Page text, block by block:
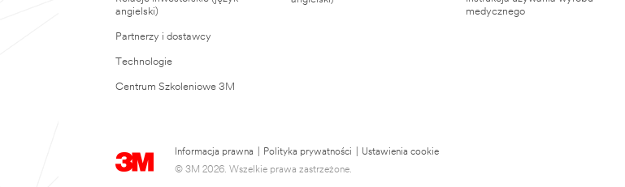
angielski)
Partnerzy i dostawcy
Technologie
Centrum Szkoleniowe 3M
medycznego
Informacja prawna Polityka prywatności
Ustawienia cookie
© 3M 2026. Wszelkie prawa zastrzeżone.